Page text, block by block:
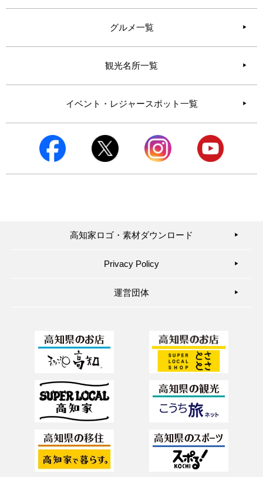
グルメ一覧
観光名所一覧
イベント・レジャースポット一覧
高知家ロゴ・素材ダウンロード ▶︎
Privacy Policy ▶︎
運営団体 ▶︎